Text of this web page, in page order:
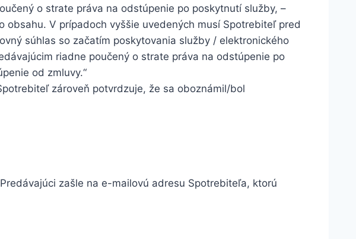
o strate práva na odstúpenie po poskytnutí služby, –
V prípadoch vyššie uvedených musí Spotrebiteľ pred
súhlas so začatím poskytovania služby / elektronického
riadne poučený o strate práva na odstúpenie po
od zmluvy.“
zároveň potvrdzuje, že sa oboznámil/bol
zašle na e-mailovú adresu Spotrebiteľa, ktorú